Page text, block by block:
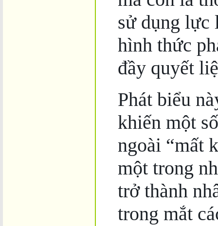
sử dụng lực
hình thức
đầy quyết
Phát biểu
khiến một
ngoài “mất
một trong
trở thành
trong mắt